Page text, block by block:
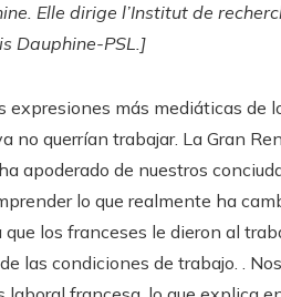
Elle dirige l’Institut de
Dauphine-PSL.]
expresiones más mediáticas de
no querrían trabajar. La Gran
apoderado de nuestros
lo que realmente ha
los franceses le dieron al
las condiciones de trabajo. .